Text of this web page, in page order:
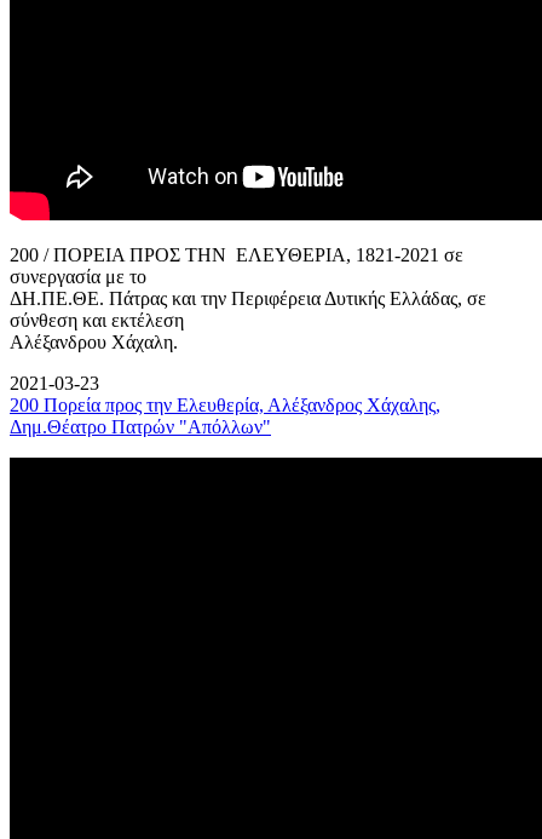
200 / ΠΟΡΕΙΑ ΠΡΟΣ ΤΗΝ ΕΛΕΥΘΕΡΙΑ, 1821-2021 σε
συνεργασία με το
ΔΗ.ΠΕ.ΘΕ. Πάτρας και την Περιφέρεια Δυτικής Ελλάδας, σε
σύνθεση και εκτέλεση
Αλέξανδρου Χάχαλη.
2021-03-23
200 Πορεία προς την Ελευθερία, Αλέξανδρος Χάχαλης,
Δημ.Θέατρο Πατρών "Απόλλων"